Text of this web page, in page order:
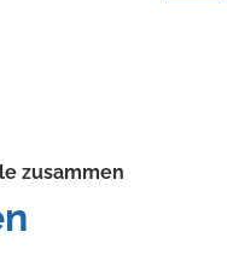
zusammen